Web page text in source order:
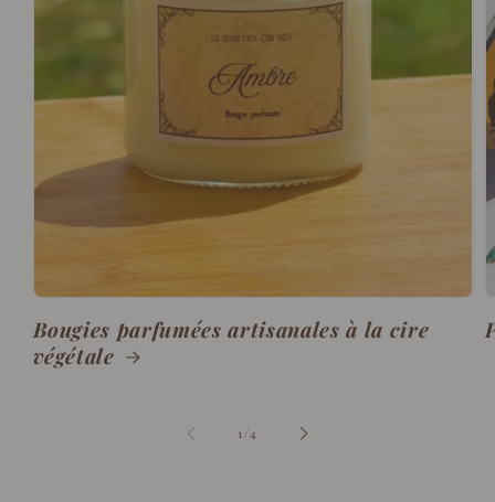
Bougies parfumées artisanales à la cire
végétale
1/de
4